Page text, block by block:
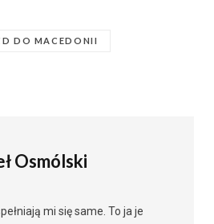
DO MACEDONII
Osmólski
mi się same. To ja je